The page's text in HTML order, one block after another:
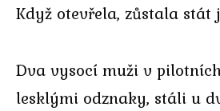
Když otevřela, zůstala stát
Dva vysocí muži v
lesklými odznaky, stáli u